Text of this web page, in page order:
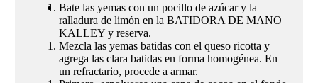
Bate las yemas con un pocillo de azúcar y la
ralladura de limón en la BATIDORA DE MANO
KALLEY y reserva.
Mezcla las yemas batidas con el queso ricotta y
agrega las clara batidas en forma homogénea. En
un refractario, procede a armar.